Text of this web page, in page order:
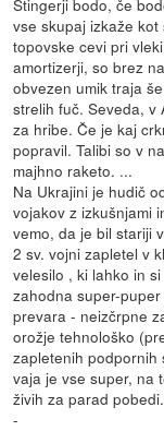
vse skupaj izkaže
topovske cevi pri
amortizerji, so brez
obvezen umik traja
strelih fuč. Seveda, v
za hribe. Če je kaj
popravil. Talibi so v
majhno raketo. ...
Na Ukrajini je hudič
vojakov z izkušnjami
vemo, da je bil stariji
2 sv. vojni zapletel v
velesilo , ki lahko in
zahodna super-
prevara - neizčrpne
orožje tehnološko
zapletenih podpornih
vaja je vse super, na
živih za parad pobedi.
-